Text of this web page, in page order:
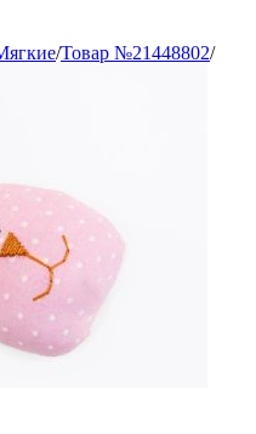
/Товар №21448802/